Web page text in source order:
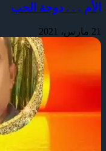
الأم . . . دوحة الحب
21 مارس، 2021